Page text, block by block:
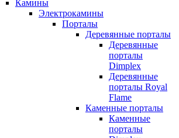
Камины
Электрокамины
Порталы
Деревянные порталы
Деревянные
порталы
Dimplex
Деревянные
порталы Royal
Flame
Каменные порталы
Каменные
порталы